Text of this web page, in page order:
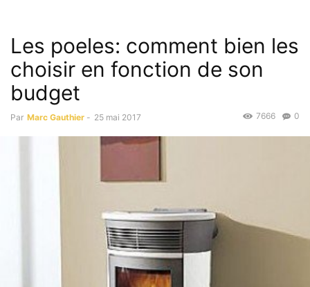
Les poeles: comment bien les
choisir en fonction de son
budget
Par Marc Gauthier - 25 mai 2017 0
7666